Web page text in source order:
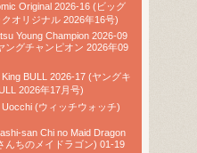
Original 2026-16 (ビッグ
クオリジナル 2026年16号)
Young Champion 2026-09
ングチャンピオン 2026年09
King BULL 2026-17 (ヤングキ
2026年17月号)
(ウィッチウォッチ)
san Chi no Maid Dragon
んちのメイドラゴン) 01-19